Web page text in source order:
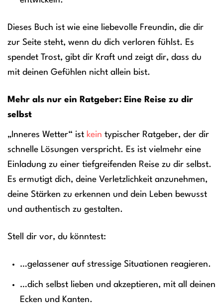
Dieses Buch ist wie eine liebevolle Freundin, die dir
zur Seite steht, wenn du dich verloren fühlst. Es
spendet Trost, gibt dir Kraft und zeigt dir, dass du
mit deinen Gefühlen nicht allein bist.
Mehr als nur ein Ratgeber: Eine Reise zu dir
selbst
„Inneres Wetter“ ist kein typischer Ratgeber, der dir
schnelle Lösungen verspricht. Es ist vielmehr eine
Einladung zu einer tiefgreifenden Reise zu dir selbst.
Es ermutigt dich, deine Verletzlichkeit anzunehmen,
deine Stärken zu erkennen und dein Leben bewusst
und authentisch zu gestalten.
Stell dir vor, du könntest:
…gelassener auf stressige Situationen reagieren.
…dich selbst lieben und akzeptieren, mit all deinen
Ecken und Kanten.